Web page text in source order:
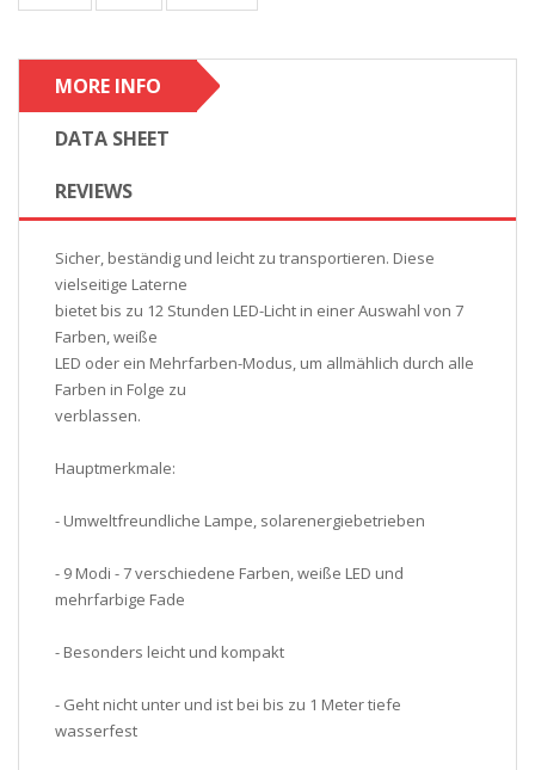
MORE INFO
DATA SHEET
REVIEWS
Sicher, beständig und leicht zu transportieren. Diese
vielseitige Laterne
bietet bis zu 12 Stunden LED-Licht in einer Auswahl von 7
Farben, weiße
LED oder ein Mehrfarben-Modus, um allmählich durch alle
Farben in Folge zu
verblassen.
Hauptmerkmale:
- Umweltfreundliche Lampe, solarenergiebetrieben
- 9 Modi - 7 verschiedene Farben, weiße LED und
mehrfarbige Fade
- Besonders leicht und kompakt
- Geht nicht unter und ist bei bis zu 1 Meter tiefe
wasserfest